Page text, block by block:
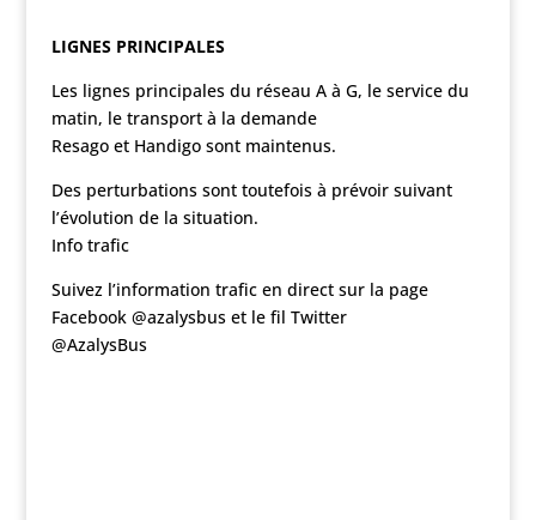
LIGNES PRINCIPALES
Les lignes principales du réseau A à G, le service du
matin, le transport à la demande
Resago et Handigo sont maintenus.
Des perturbations sont toutefois à prévoir suivant
l’évolution de la situation.
Info trafic
Suivez l’information trafic en direct sur la page
Facebook @azalysbus et le fil Twitter
@AzalysBus